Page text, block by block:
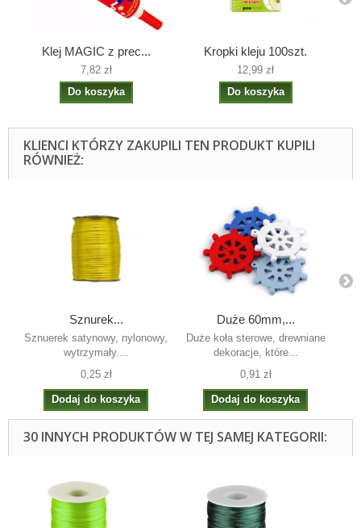
Klej MAGIC z prec...
7,82 zł
Do koszyka
Kropki kleju 100szt.
12,99 zł
Do koszyka
KLIENCI KTÓRZY ZAKUPILI TEN PRODUKT KUPILI
RÓWNIEŻ:
Sznurek...
Sznuerek satynowy, nylonowy,
wytrzymały....
0,25 zł
Dodaj do koszyka
Duże 60mm,...
Duże koła sterowe, drewniane
dekoracje, które...
0,91 zł
Dodaj do koszyka
30 INNYCH PRODUKTÓW W TEJ SAMEJ KATEGORII: